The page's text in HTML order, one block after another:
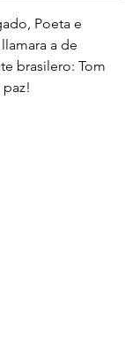
Poeta e
a de
brasilero: Tom